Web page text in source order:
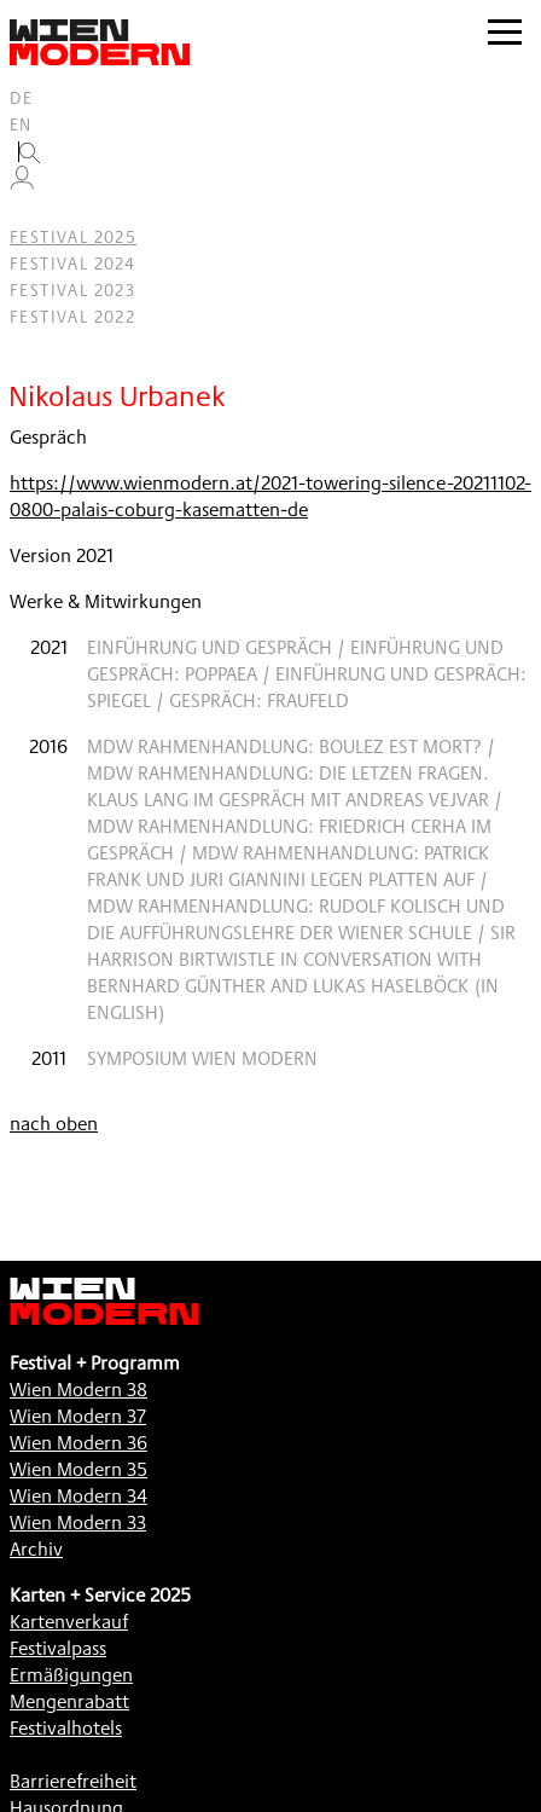
springen
zur
DE
EN
FESTIVAL 2025
FESTIVAL 2024
FESTIVAL 2023
FESTIVAL 2022
Nikolaus Urbanek
Gespräch
https://www.wienmodern.at/2021-towering-silence-20211102-
0800-palais-coburg-kasematten-de
Version 2021
Werke & Mitwirkungen
2021
EINFÜHRUNG UND GESPRÄCH / EINFÜHRUNG UND
GESPRÄCH: POPPAEA / EINFÜHRUNG UND GESPRÄCH:
SPIEGEL / GESPRÄCH: FRAUFELD
2016
MDW RAHMENHANDLUNG: BOULEZ EST MORT? /
MDW RAHMENHANDLUNG: DIE LETZEN FRAGEN.
KLAUS LANG IM GESPRÄCH MIT ANDREAS VEJVAR /
MDW RAHMENHANDLUNG: FRIEDRICH CERHA IM
GESPRÄCH / MDW RAHMENHANDLUNG: PATRICK
FRANK UND JURI GIANNINI LEGEN PLATTEN AUF /
MDW RAHMENHANDLUNG: RUDOLF KOLISCH UND
DIE AUFFÜHRUNGSLEHRE DER WIENER SCHULE / SIR
HARRISON BIRTWISTLE IN CONVERSATION WITH
BERNHARD GÜNTHER AND LUKAS HASELBÖCK (IN
ENGLISH)
2011
SYMPOSIUM WIEN MODERN
nach oben
Wien
Modern
Festival + Programm
Wien Modern 38
Wien Modern 37
Wien Modern 36
Wien Modern 35
Wien Modern 34
Wien Modern 33
Archiv
Karten + Service 2025
Kartenverkauf
Festivalpass
Ermäßigungen
Mengenrabatt
Festivalhotels
Barrierefreiheit